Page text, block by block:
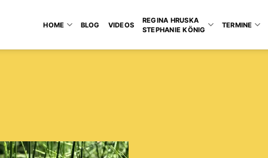
HOME BLOG VIDEOS
REGINA HRUSKA
STEPHANIE KÖNIG
TERMINE